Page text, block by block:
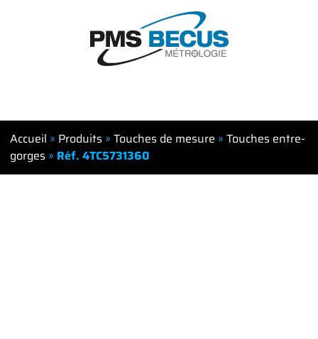
Accueil » Produits » Touches de mesure » Touches entre-
gorges » Réf. 4TC5731360